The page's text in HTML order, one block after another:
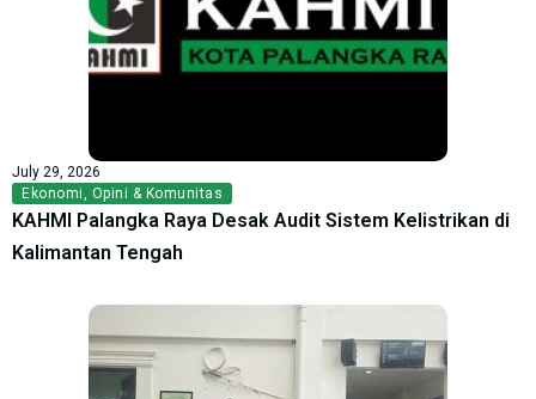
July 29, 2026
Ekonomi, Opini & Komunitas
KAHMI Palangka Raya Desak Audit Sistem Kelistrikan di
Kalimantan Tengah